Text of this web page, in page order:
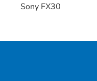
Sony FX30